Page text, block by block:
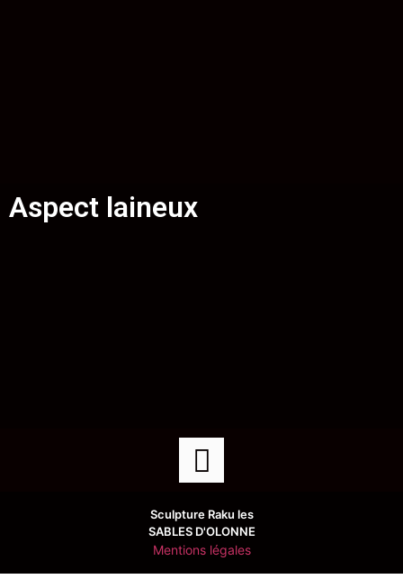
Aspect laineux
Sculpture Raku les
SABLES D'OLONNE
Mentions légales